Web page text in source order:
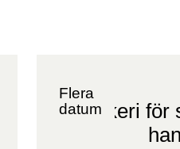
Flera
datum
Snickeri för